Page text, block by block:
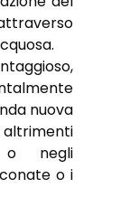
nuova
o negli
o i